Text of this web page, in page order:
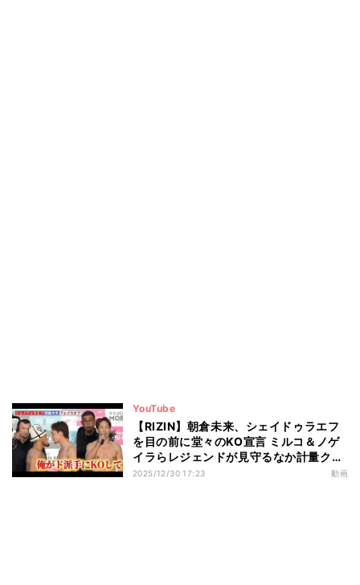
YouTube
【RIZIN】朝倉未来、シェイドゥラエフ
を目の前に堂々のKO宣言 ミルコ＆ノゲ
イラらレジェンドが見守るなか計量クリ
ア『Yogibo presents RIZIN師走の超強
2025/12/30 17:23 動画